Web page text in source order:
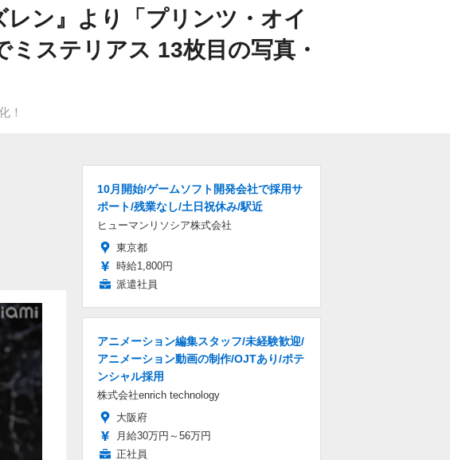
ン』より「プリンツ・オイ
ステリアス 13枚目の写真・
！
10月開始/ゲームソフト開発会社で採用サ
ポート/残業なし/土日祝休み/駅近
ヒューマンリソシア株式会社
東京都
時給1,800円
派遣社員
アニメーション編集スタッフ/未経験歓迎/
アニメーション動画の制作/OJTあり/ポテ
ンシャル採用
株式会社enrich technology
大阪府
月給30万円～56万円
正社員